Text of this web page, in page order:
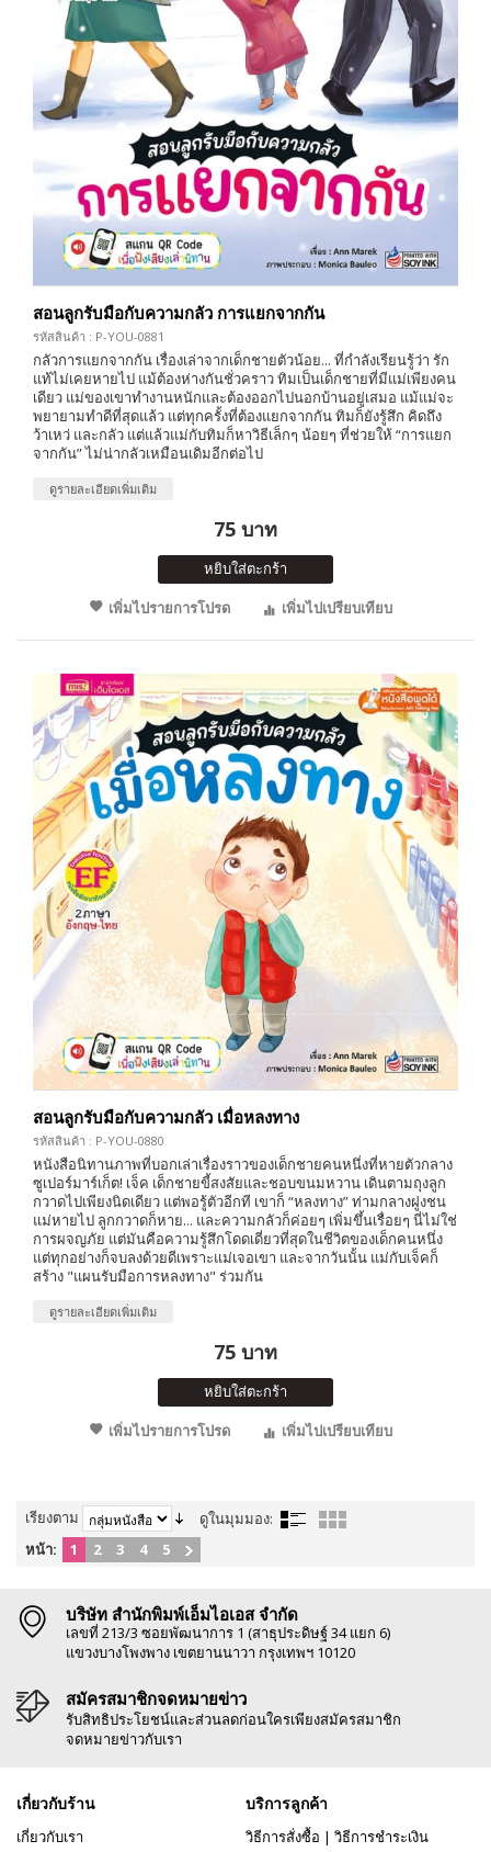
สอนลูกรับมือกับความกลัว การแยกจากกัน
รหัสสินค้า : P-YOU-0881
กลัวการแยกจากกัน เรื่องเล่าจากเด็กชายตัวน้อย... ที่กำลังเรียนรู้ว่า รัก
แท้ไม่เคยหายไป แม้ต้องห่างกันชั่วคราว ทิมเป็นเด็กชายที่มีแม่เพียงคน
เดียว แม่ของเขาทำงานหนักและต้องออกไปนอกบ้านอยู่เสมอ แม้แม่จะ
พยายามทำดีที่สุดแล้ว แต่ทุกครั้งที่ต้องแยกจากกัน ทิมก็ยังรู้สึก คิดถึง
ว้าเหว่ และกลัว แต่แล้วแม่กับทิมก็หาวิธีเล็กๆ น้อยๆ ที่ช่วยให้ “การแยก
จากกัน” ไม่น่ากลัวเหมือนเดิมอีกต่อไป
ดูรายละเอียดเพิ่มเติม
75 บาท
หยิบใส่ตะกร้า
เพิ่มไปรายการโปรด
เพิ่มไปเปรียบเทียบ
สอนลูกรับมือกับความกลัว เมื่อหลงทาง
รหัสสินค้า : P-YOU-0880
หนังสือนิทานภาพที่บอกเล่าเรื่องราวของเด็กชายคนหนึ่งที่หายตัวกลาง
ซูเปอร์มาร์เก็ต! เจ็ค เด็กชายขี้สงสัยและชอบขนมหวาน เดินตามถุงลูก
กวาดไปเพียงนิดเดียว แต่พอรู้ตัวอีกที เขาก็ “หลงทาง” ท่ามกลางฝูงชน
แม่หายไป ลูกกวาดก็หาย... และความกลัวก็ค่อยๆ เพิ่มขึ้นเรื่อยๆ นี่ไม่ใช่
การผจญภัย แต่มันคือความรู้สึกโดดเดี่ยวที่สุดในชีวิตของเด็กคนหนึ่ง
แต่ทุกอย่างก็จบลงด้วยดีเพราะแม่เจอเขา และจากวันนั้น แม่กับเจ็คก็
สร้าง "แผนรับมือการหลงทาง" ร่วมกัน
ดูรายละเอียดเพิ่มเติม
75 บาท
หยิบใส่ตะกร้า
เพิ่มไปรายการโปรด
เพิ่มไปเปรียบเทียบ
เรียงตาม
ดูในมุมมอง:
หน้า:
1 2 3 4 5
บริษัท สำนักพิมพ์เอ็มไอเอส จำกัด
เลขที่ 213/3 ซอยพัฒนาการ 1 (สาธุประดิษฐ์ 34 แยก 6)
แขวงบางโพงพาง เขตยานนาวา กรุงเทพฯ 10120
สมัครสมาชิกจดหมายข่าว
รับสิทธิประโยชน์และส่วนลดก่อนใครเพียงสมัครสมาชิก
จดหมายข่าวกับเรา
เกี่ยวกับร้าน
เกี่ยวกับเรา
บริการลูกค้า
วิธีการสั่งซื้อ | วิธีการชำระเงิน